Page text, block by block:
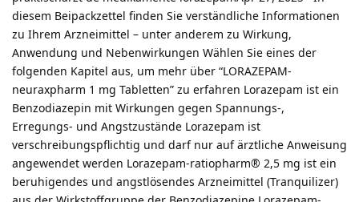
diesem Beipackzettel finden Sie verständliche Informationen
zu Ihrem Arzneimittel – unter anderem zu Wirkung,
Anwendung und Nebenwirkungen Wählen Sie eines der
folgenden Kapitel aus, um mehr über “LORAZEPAM-
neuraxpharm 1 mg Tabletten” zu erfahren Lorazepam ist ein
Benzodiazepin mit Wirkungen gegen Spannungs-,
Erregungs- und Angstzustände Lorazepam ist
verschreibungspflichtig und darf nur auf ärztliche Anweisung
angewendet werden Lorazepam-ratiopharm® 2,5 mg ist ein
beruhigendes und angstlösendes Arzneimittel (Tranquilizer)